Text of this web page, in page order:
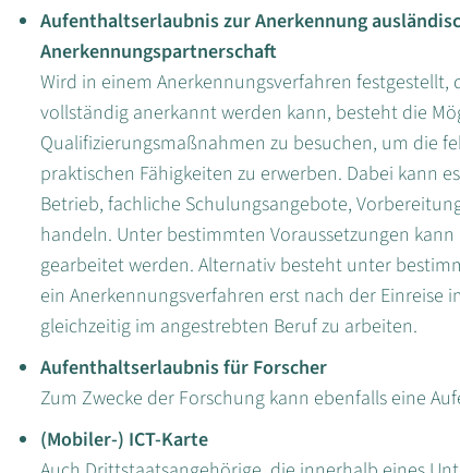
Aufenthaltserlaubnis zur Anerkennung
Anerkennungspartnerschaft
Wird in einem Anerkennungsverfahren
vollständig anerkannt werden kann, besteht die
Qualifizierungsmaßnahmen zu besuchen, um die
praktischen Fähigkeiten zu erwerben. Dabei kann
Betrieb, fachliche Schulungsangebote,
handeln. Unter bestimmten Voraussetzungen
gearbeitet werden. Alternativ besteht unter
ein Anerkennungsverfahren erst nach der Einreise
gleichzeitig im angestrebten Beruf zu arbeiten.
Aufenthaltserlaubnis für Forscher
Zum Zwecke der Forschung kann ebenfalls eine
(Mobiler-) ICT-Karte